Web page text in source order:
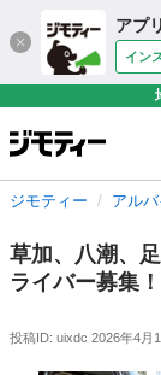
アプ
イン
ジモティー アルバ
草加、八潮、
ライバー募集！
投稿ID: uixdc 2026年4月